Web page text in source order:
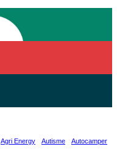
Agri Energy Autisme Autocamper